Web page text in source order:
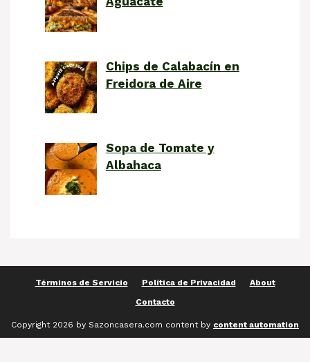
Chips de Calabacín en
Freidora de Aire
Sopa de Tomate y
Albahaca
Términos de Servicio Política de Privacidad
About
Contacto
Copyright 2026 by Sazoncasera.com content by content automation